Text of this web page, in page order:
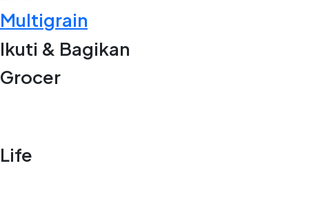
Multigrain
Ikuti & Bagikan
Grocer
Life